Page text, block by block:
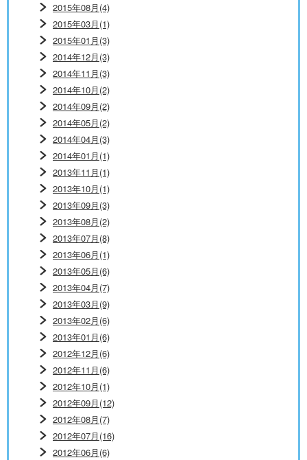
2015年08月(4)
2015年03月(1)
2015年01月(3)
2014年12月(3)
2014年11月(3)
2014年10月(2)
2014年09月(2)
2014年05月(2)
2014年04月(3)
2014年01月(1)
2013年11月(1)
2013年10月(1)
2013年09月(3)
2013年08月(2)
2013年07月(8)
2013年06月(1)
2013年05月(6)
2013年04月(7)
2013年03月(9)
2013年02月(6)
2013年01月(6)
2012年12月(6)
2012年11月(6)
2012年10月(1)
2012年09月(12)
2012年08月(7)
2012年07月(16)
2012年06月(6)